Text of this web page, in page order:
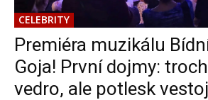
CELEBRITY
Premiéra muzikálu
Goja! První dojmy:
vedro, ale potlesk